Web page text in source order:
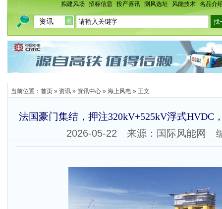
拟建风场
招标信息 投产喜讯 测风选址 风能技术 名品介
当前位置： 首页 » 资讯 » 资讯中心 » 海上风电 » 正文
法国豪门集结，押注320kV+525kV浮式HVDC
2026-05-22 来源：国际风能网